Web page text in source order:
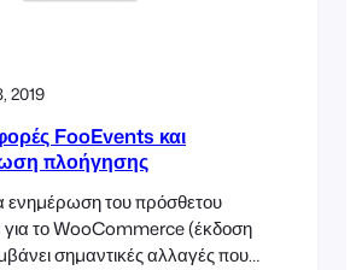
2019
FooEvents και
πλοήγησης
ενημέρωση του πρόσθετου
το WooCommerce (έκδοση
σημαντικές αλλαγές που